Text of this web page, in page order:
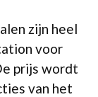
zijn heel
voor
prijs wordt
van het